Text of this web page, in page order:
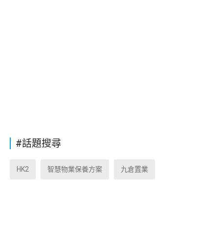
#話題搜尋
HK2 智慧物業保養方案 九倉置業